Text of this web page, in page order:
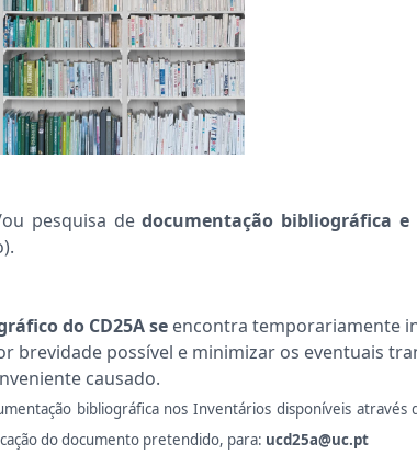
ou pesquisa dedocumentação bibliográfica
do CD25A se encontra temporariamente
brevidade possível e minimizar os eventuais
causado.
bibliográfica nos Inventários disponíveis através
do documento pretendido, para: ucd25a@uc.pt